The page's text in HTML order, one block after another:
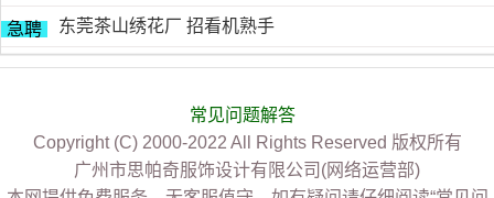
急聘 东莞茶山绣花厂 招看机熟手
常见问题解答
Copyright (C) 2000-2022 All Rights Reserved 版权所有
广州市思帕奇服饰设计有限公司(网络运营部)